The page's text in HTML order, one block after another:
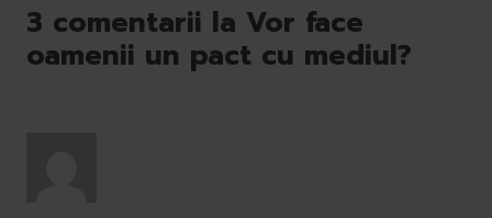
3 comentarii la Vor face
oamenii un pact cu mediul?